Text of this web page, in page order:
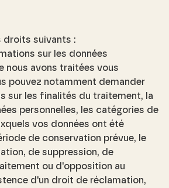
droits suivants :
sur les données
nous avons traitées vous
pouvez notamment demander
sur les finalités du traitement, la
personnelles, les catégories de
vos données ont été
de conservation prévue, le
de suppression, de
ou d'opposition au
d'un droit de réclamation,